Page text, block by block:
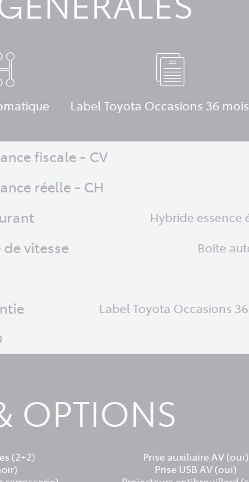
Label Toyota Occasions 36 mois
fiscale - CV
réelle - CH
Hybride essence
de vitesse Boite
Label Toyota Occasions 36
OPTIONS
(2+2)
Prise auxiliaire AV (oui)
Prise USB AV (oui)